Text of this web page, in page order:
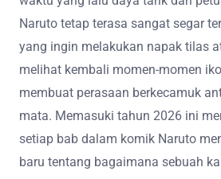
Naruto tetap terasa sangat segar
yang ingin melakukan napak tilas
melihat kembali momen-momen
membuat perasaan berkecamuk
mata. Memasuki tahun 2026 ini
setiap bab dalam komik Naruto
baru tentang bagaimana sebuah